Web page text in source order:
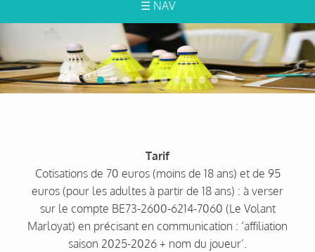
☰ NAV
Tarif
Cotisations de 70 euros (moins de 18 ans) et de 95
euros (pour les adultes à partir de 18 ans) : à verser
sur le compte BE73-2600-6214-7060 (Le Volant
Marloyat) en précisant en communication : ‘affiliation
saison 2025-2026 + nom du joueur’.